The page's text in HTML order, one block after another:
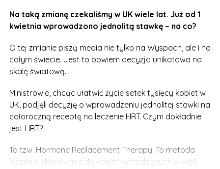
Na taką zmianę czekaliśmy w UK wiele lat. Już od 1
kwietnia wprowadzono jednolitą stawkę – na co?
O tej zmianie piszą media nie tylko na Wyspach, ale i na
całym świecie. Jest to bowiem decyzja unikatowa na
skalę światową.
Ministrowie, chcąc ułatwić życie setek tysięcy kobiet w
UK, podjęli decyzję o wprowadzeniu jednolitej stawki na
całoroczną receptę na leczenie HRT. Czym dokładnie
jest HRT?
To tzw. Hormone Replacement Therapy. To metoda
leczenia skierowana do kobiet wchodzących w wiek